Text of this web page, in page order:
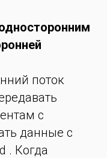
поток
с
данные с
. Когда